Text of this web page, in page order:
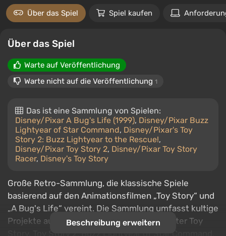
Über das Spiel Spiel kaufen
Über das Spiel
Warte auf Veröffentlichung
Warte nicht auf die Veröffentlichung 1
Das ist eine Sammlung von Spielen:
Disney/Pixar A Bug's Life (1999), Disney/Pixar Buzz
Lightyear of Star Command, Disney/Pixar's Toy
Story 2: Buzz Lightyear to the Rescue!,
Disney/Pixar Toy Story 2, Disney/Pixar Toy Story
Racer, Disney's Toy Story
Große Retro-Sammlung, die klassische Spiele
basierend auf den Animationsfilmen „Toy Story“ und
„A Bug's Life“ vereint. Die Sammlung umfasst kultige
Projekte aus verschiedenen Jahren, darunter Toy
Beschreibung erweitern